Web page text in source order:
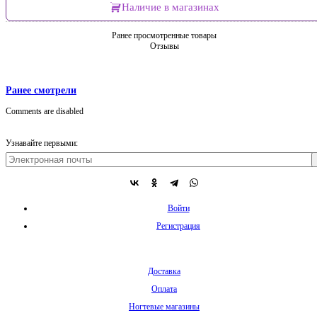
Наличие в магазинах
Ранее просмотренные товары
Отзывы
Ранее смотрели
Comments are disabled
Узнавайте первыми:
Войти
Регистрация
Доставка
Оплата
Ногтевые магазины